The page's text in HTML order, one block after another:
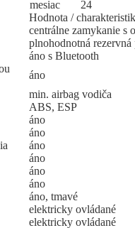
mesiac
24
Hodnota /
centrálne zamykanie s
plnohodnotná rezervná
áno s Bluetooth
áno
min. airbag vodiča
ABS, ESP
áno
áno
áno
áno
áno
áno
áno, tmavé
elektricky ovládané
elektricky ovládané